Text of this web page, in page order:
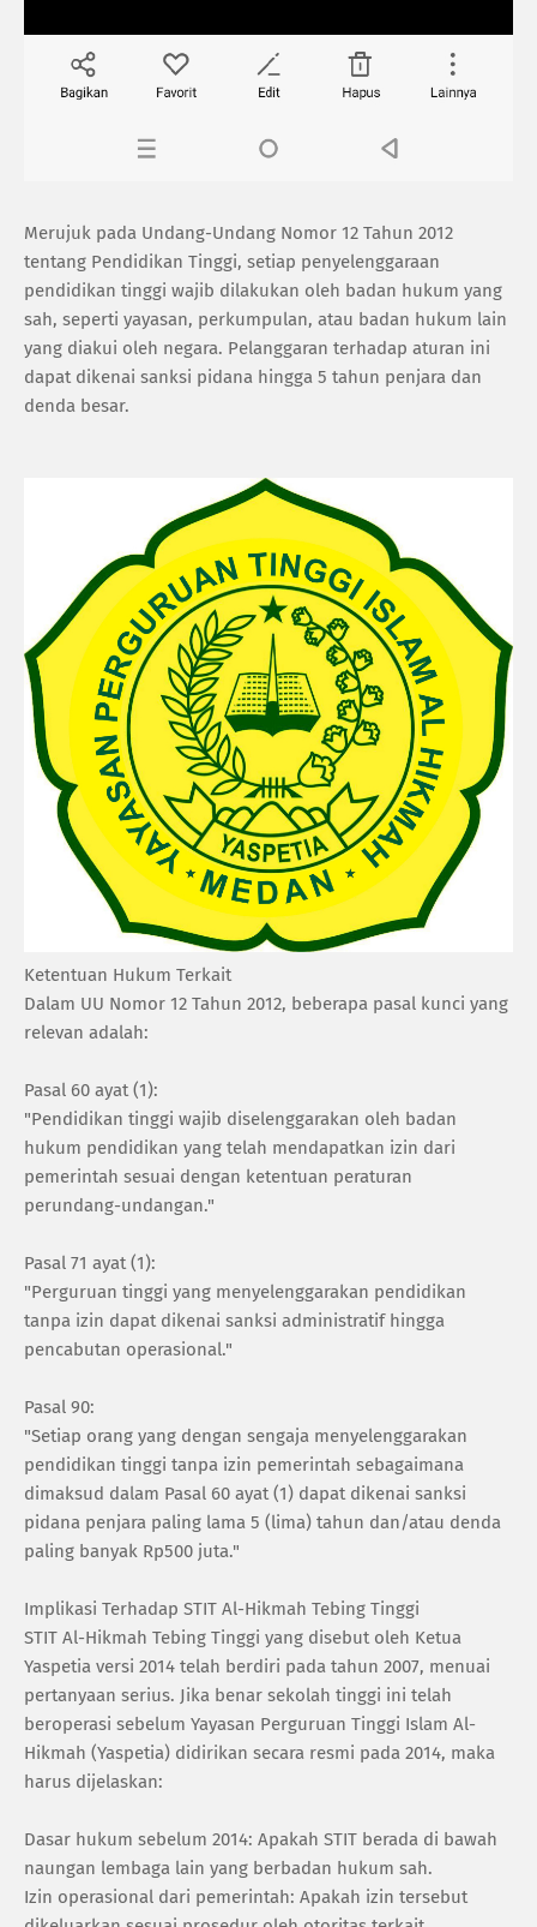
Merujuk pada Undang-Undang Nomor 12 Tahun 2012
tentang Pendidikan Tinggi, setiap penyelenggaraan
pendidikan tinggi wajib dilakukan oleh badan hukum yang
sah, seperti yayasan, perkumpulan, atau badan hukum lain
yang diakui oleh negara. Pelanggaran terhadap aturan ini
dapat dikenai sanksi pidana hingga 5 tahun penjara dan
denda besar.
Ketentuan Hukum Terkait
Dalam UU Nomor 12 Tahun 2012, beberapa pasal kunci yang
relevan adalah:
Pasal 60 ayat (1):
"Pendidikan tinggi wajib diselenggarakan oleh badan
hukum pendidikan yang telah mendapatkan izin dari
pemerintah sesuai dengan ketentuan peraturan
perundang-undangan."
Pasal 71 ayat (1):
"Perguruan tinggi yang menyelenggarakan pendidikan
tanpa izin dapat dikenai sanksi administratif hingga
pencabutan operasional."
Pasal 90:
"Setiap orang yang dengan sengaja menyelenggarakan
pendidikan tinggi tanpa izin pemerintah sebagaimana
dimaksud dalam Pasal 60 ayat (1) dapat dikenai sanksi
pidana penjara paling lama 5 (lima) tahun dan/atau denda
paling banyak Rp500 juta."
Implikasi Terhadap STIT Al-Hikmah Tebing Tinggi
STIT Al-Hikmah Tebing Tinggi yang disebut oleh Ketua
Yaspetia versi 2014 telah berdiri pada tahun 2007, menuai
pertanyaan serius. Jika benar sekolah tinggi ini telah
beroperasi sebelum Yayasan Perguruan Tinggi Islam Al-
Hikmah (Yaspetia) didirikan secara resmi pada 2014, maka
harus dijelaskan:
Dasar hukum sebelum 2014: Apakah STIT berada di bawah
naungan lembaga lain yang berbadan hukum sah.
Izin operasional dari pemerintah: Apakah izin tersebut